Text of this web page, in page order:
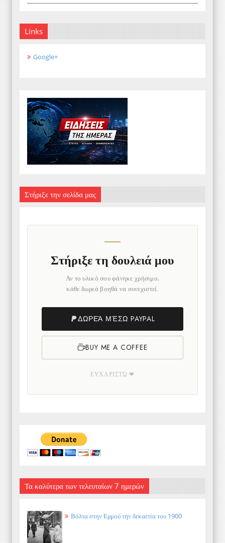
Links
Google+
Στήριξε την σελίδα μας
Στήριξε τη δουλειά μου
Αν το υλικό σου φάνηκε χρήσιμο,
κάθε δωρεά βοηθά να συνεχιστεί.
ΔΩΡΕΆ ΜΈΣΩ PAYPAL
BUY ME A COFFEE
ΕΥΧΑΡΙΣΤΏ ❤
Τα καλύτερα των τελευταίων 7 ημερών
Βόλτα στην Ερμού την δεκαετία του 1900